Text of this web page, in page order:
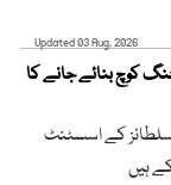
Updated 03 Aug, 2026
کوچ بنائے جانے کا
کے اسسٹنٹ
ہیں